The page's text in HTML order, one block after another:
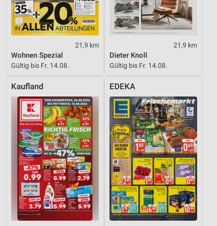
21,9 km
Wohnen Spezial
Gültig bis Fr. 14.08.
21,9 km
Dieter Knoll
Gültig bis Fr. 14.08.
Kaufland EDEKA